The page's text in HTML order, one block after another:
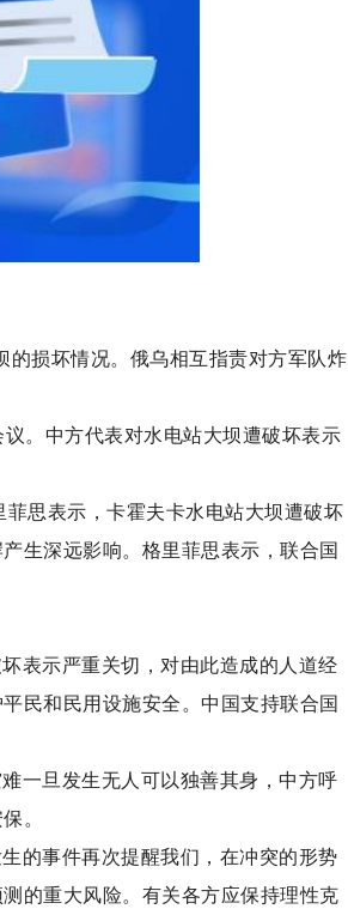
损坏情况。俄乌相互指责对方军队炸
。中方代表对水电站大坝遭破坏表示
思表示，卡霍夫卡水电站大坝遭破坏
生深远影响。格里菲思表示，联合国
表示严重关切，对由此造成的人道经
民和民用设施安全。中国支持联合国
一旦发生无人可以独善其身，中方呼
。
的事件再次提醒我们，在冲突的形势
的重大风险。有关各方应保持理性克